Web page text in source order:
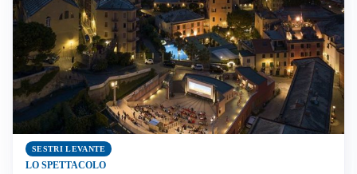
SESTRI LEVANTE
LO SPETTACOLO